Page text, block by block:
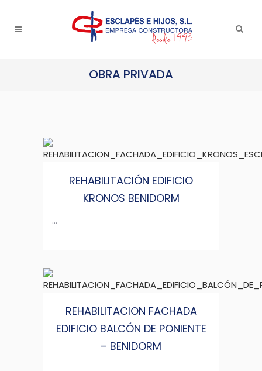
OBRA PRIVADA
REHABILITACIÓN EDIFICIO
KRONOS BENIDORM
...
REHABILITACION FACHADA
EDIFICIO BALCÓN DE PONIENTE
– BENIDORM